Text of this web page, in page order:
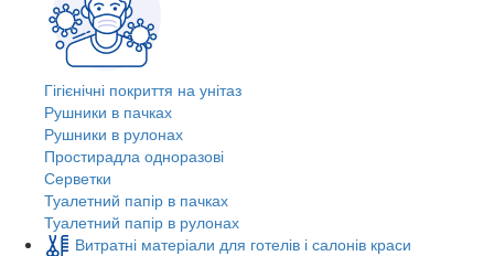
Гігієнічні покриття на унітаз
Рушники в пачках
Рушники в рулонах
Простирадла одноразові
Серветки
Туалетний папір в пачках
Туалетний папір в рулонах
Витратні матеріали для готелів і салонів краси